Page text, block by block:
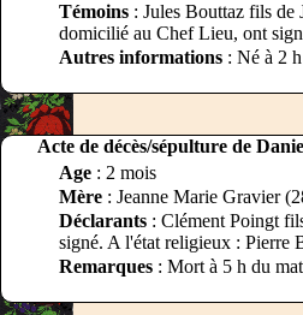
Témoins : Jules Bouttaz fils de
domicilié au Chef Lieu, ont
Autres informations : Né à 2
Acte de décès/sépulture de
Age : 2 mois
Mère : Jeanne Marie Gravier
Déclarants : Clément Poingt
signé. A l'état religieux : Pierre
Remarques : Mort à 5 h du